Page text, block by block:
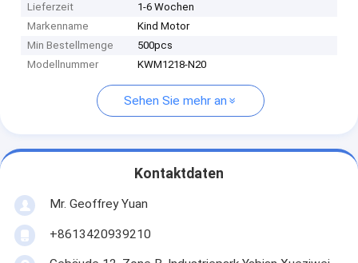
Lieferzeit
1-6 Wochen
Markenname
Kind Motor
Min Bestellmenge
500pcs
Modellnummer
KWM1218-N20
Sehen Sie mehr an
Kontaktdaten
Mr. Geoffrey Yuan
+8613420939210